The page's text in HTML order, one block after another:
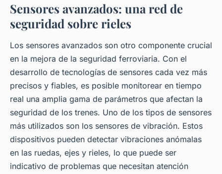
Sensores avanzados: una red de
seguridad sobre rieles
Los sensores avanzados son otro componente crucial
en la mejora de la seguridad ferroviaria. Con el
desarrollo de tecnologías de sensores cada vez más
precisos y fiables, es posible monitorear en tiempo
real una amplia gama de parámetros que afectan la
seguridad de los trenes. Uno de los tipos de sensores
más utilizados son los sensores de vibración. Estos
dispositivos pueden detectar vibraciones anómalas
en las ruedas, ejes y rieles, lo que puede ser
indicativo de problemas que necesitan atención